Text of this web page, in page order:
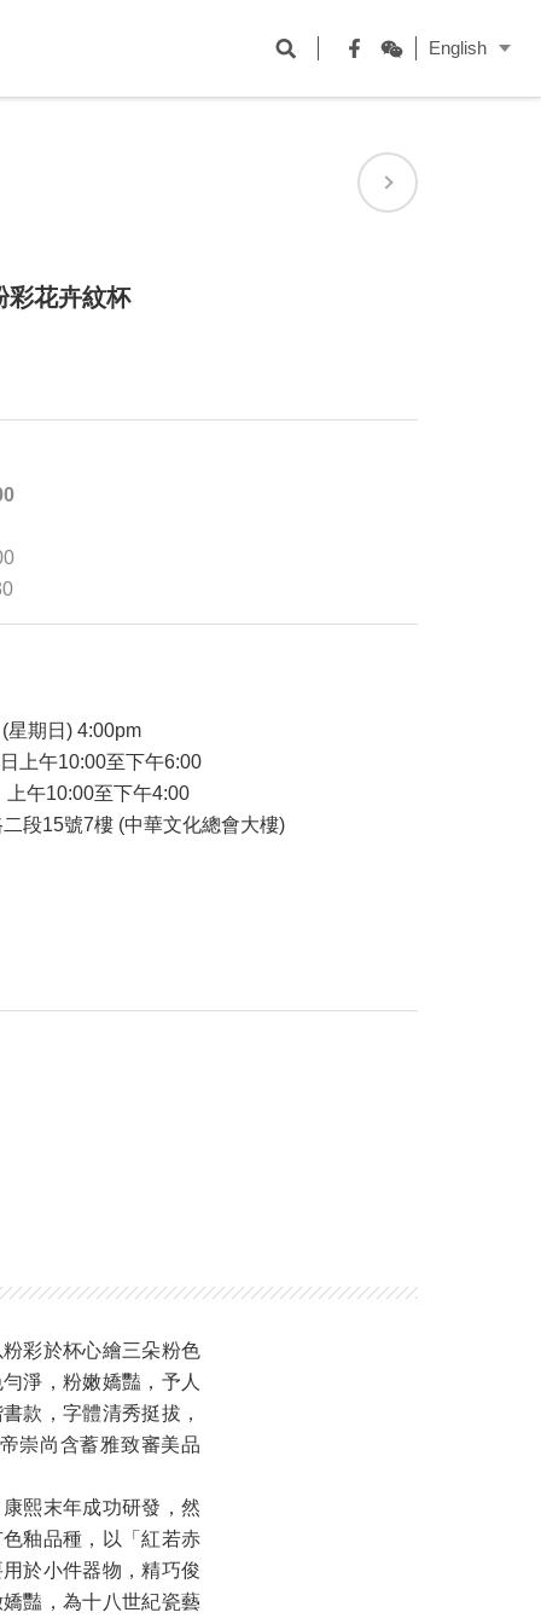
Facebook
WeChat
English
花卉紋杯
星期日) 4:00pm
上午10:00至下午6:00
上午10:00至下午4:00
段15號7樓 (中華文化總會大樓)
彩於杯心繪三朵粉色
淨，粉嫩嬌豔，予人
款，字體清秀挺拔，
崇尚含蓄雅致審美品
熙末年成功研發，然
釉品種，以「紅若赤
於小件器物，精巧俊
豔，為十八世紀瓷藝